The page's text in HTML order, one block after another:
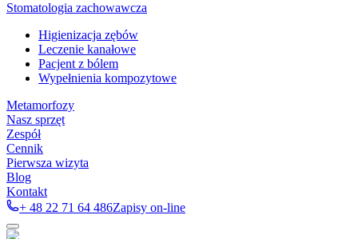
Stomatologia zachowawcza
Higienizacja zębów
Leczenie kanałowe
Pacjent z bólem
Wypełnienia kompozytowe
Metamorfozy
Nasz sprzęt
Zespół
Cennik
Pierwsza wizyta
Blog
Kontakt
+ 48 22 71 64 486Zapisy on-line